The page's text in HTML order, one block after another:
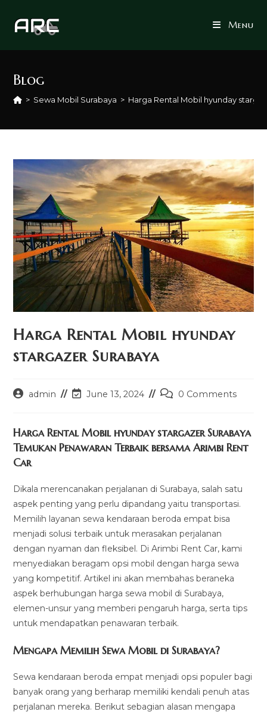
Menu
Blog
> Sewa Mobil Surabaya > Harga Rental Mobil hyunday
Harga Rental Mobil hyunday
stargazer Surabaya
Postadmin
PostJune 13, 2024
Post0 Comments
Harga Rental Mobil hyunday stargazer Surabaya
Temukan Penawaran Terbaik bersama Arimbi Rent
Car
Dikala merencanakan perjalanan di Surabaya, salah satu
aspek penting yang perlu dipandang yaitu transportasi.
Memilih layanan sewa kendaraan beroda empat bisa
menjadi solusi terbaik untuk merasakan perjalanan
dengan nyaman dan fleksibel. Di Arimbi Rent Car, kami
menyediakan beragam opsi mobil dengan harga sewa
yang kompetitif. Artikel ini akan membahas beraneka
aspek berhubungan harga sewa mobil di Surabaya,
elemen-unsur yang memberi pengaruh harga, serta tips
untuk mendapatkan penawaran terbaik.
Mengapa Memilih Sewa Mobil di Surabaya?
Sewa kendaraan beroda empat menjadi opsi populer bagi
banyak orang yang berharap memiliki kendali penuh atas
perjalanan mereka. Berikut sebagian alasan mengapa